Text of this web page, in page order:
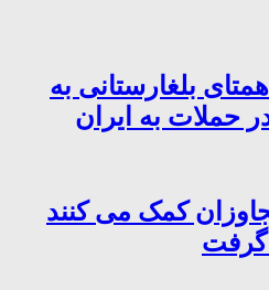
بلغارستانی به
حملات به ایران
کمک می کنند
گرفت